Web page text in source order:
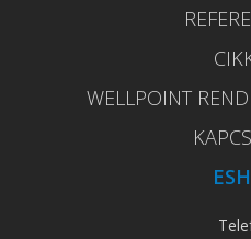
WELLPOINT